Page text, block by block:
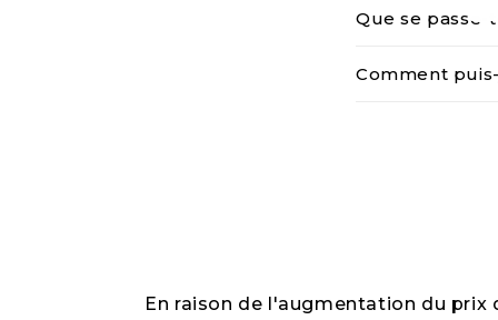
e
n
t
Que se
Comment
En raison de l'augmentation du